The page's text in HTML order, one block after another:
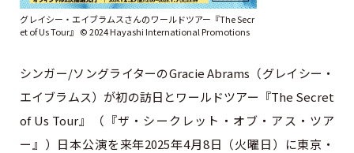
グレイシー・エイブラムスさんのワールドツアー『The Secr
et of Us Tour』 ©︎ 2024 Hayashi International Promotions
シンガー/ソングライターのGracie Abrams（グレイシー・
エイブラムス）が初の訪日とワールドツアー『The Secret
of Us Tour』（『ザ・シークレット・オブ・アス・ツア
ー』）日本公演を来年2025年4月8日（火曜日）に東京・